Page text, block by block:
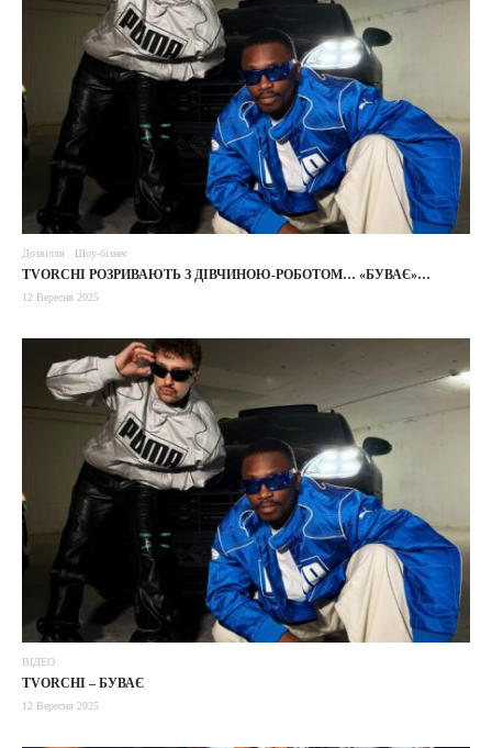
Дозвілля Шоу-бізнес
TVORCHI РОЗРИВАЮТЬ З ДІВЧИНОЮ-РОБОТОМ… «БУВАЄ»…
12 Вересня 2025
ВІДЕО
TVORCHI – БУВАЄ
12 Вересня 2025